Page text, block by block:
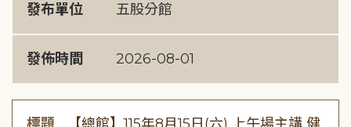
發布單位 五股分館
發佈時間 2026-08-01